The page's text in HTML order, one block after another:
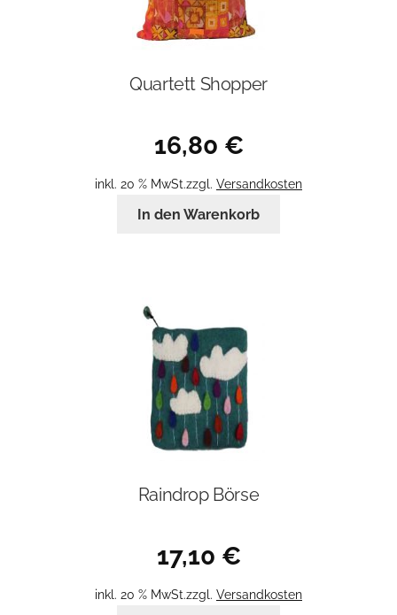
Quartett Shopper
16,80 €
inkl. 20 % MwSt.zzgl. Versandkosten
In den Warenkorb
Raindrop Börse
17,10 €
inkl. 20 % MwSt.zzgl. Versandkosten